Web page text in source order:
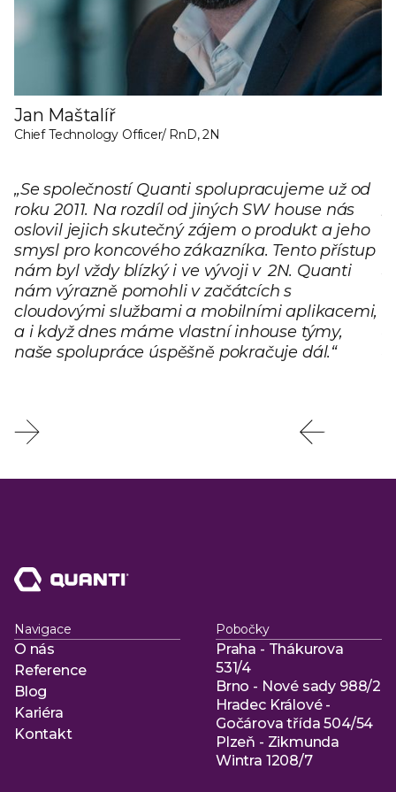
Jan Maštalíř
Chief Technology Officer/ RnD, 2N
„Se společností Quanti spolupracujeme už od
roku 2011. Na rozdíl od jiných SW house nás
oslovil jejich skutečný zájem o produkt a jeho
smysl pro koncového zákazníka. Tento přístup
nám byl vždy blízký i ve vývoji v 2N. Quanti
nám výrazně pomohli v začátcích s
cloudovými službami a mobilními aplikacemi,
a i když dnes máme vlastní inhouse týmy,
naše spolupráce úspěšně pokračuje dál.“
Navigace
O nás
O nás
Reference
Reference
Blog
Blog
Kariéra
Kariéra
Kontakt
Pobočky
Praha - Thákurova
531/4
Brno - Nové sady 988/2
Hradec Králové -
Gočárova třída 504/54
Plzeň - Zikmunda
Wintra 1208/7